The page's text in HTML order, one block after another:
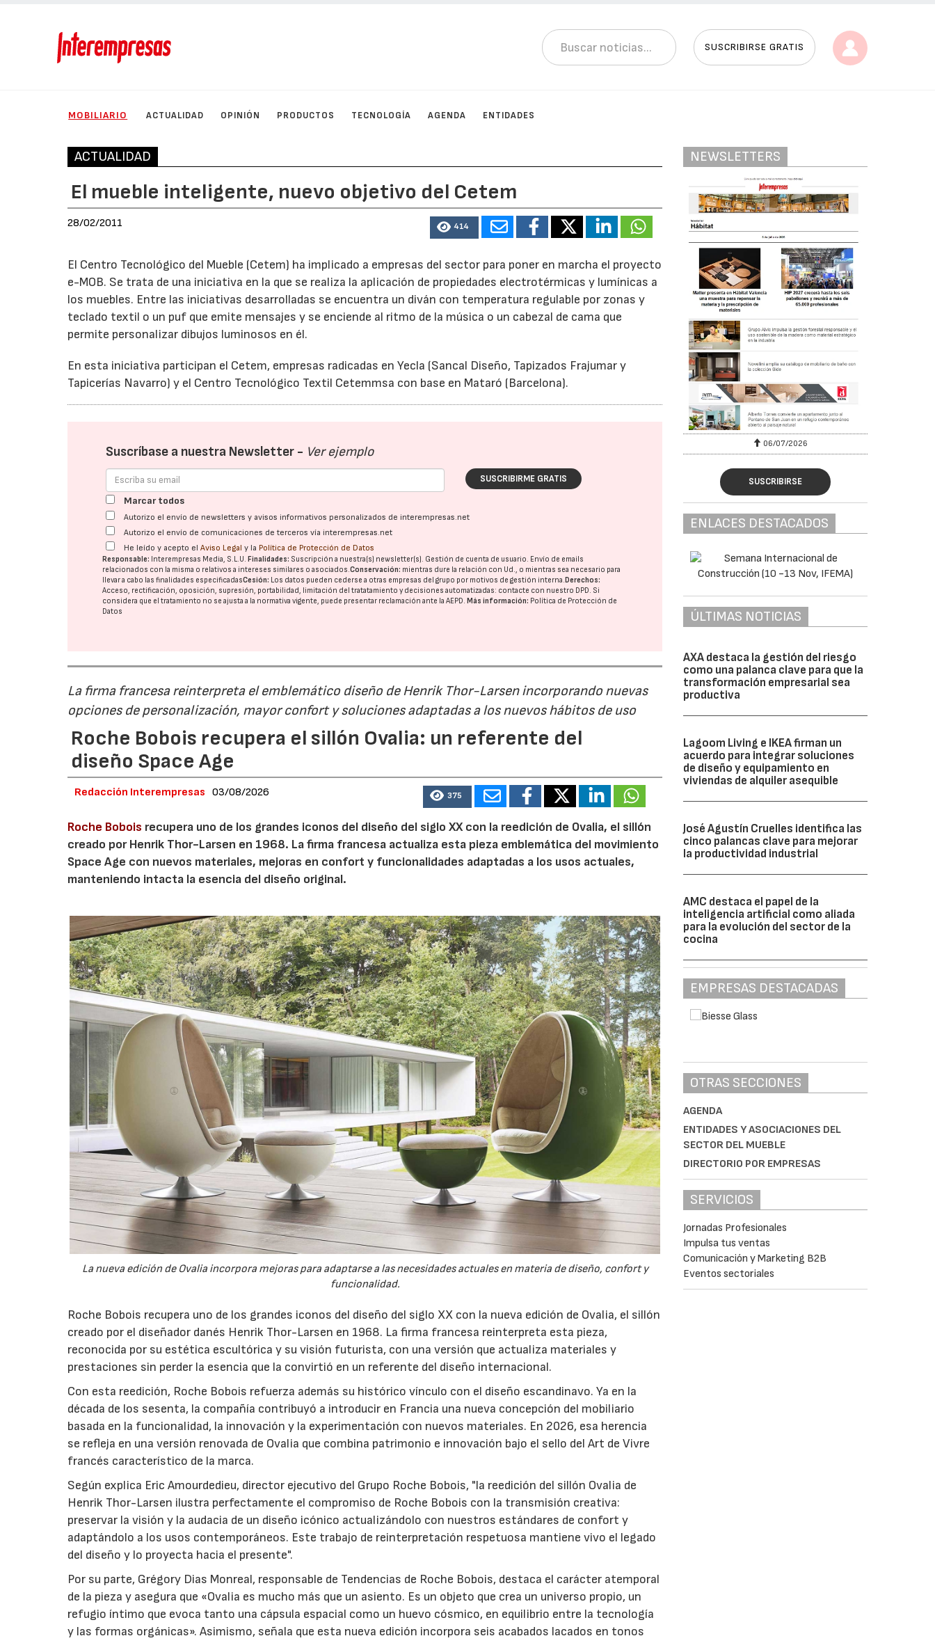
SUSCRIBIRSE GRATIS
MOBILIARIO ACTUALIDAD OPINIÓN PRODUCTOS TECNOLOGÍA AGENDA ENTIDADES
ACTUALIDAD
El mueble inteligente, nuevo objetivo del Cetem
28/02/2011 414
El Centro Tecnológico del Mueble (Cetem) ha implicado a empresas del sector para poner en marcha el proyecto
e-MOB. Se trata de una iniciativa en la que se realiza la aplicación de propiedades electrotérmicas y lumínicas a
los muebles. Entre las iniciativas desarrolladas se encuentra un diván con temperatura regulable por zonas y
teclado textil o un puf que emite mensajes y se enciende al ritmo de la música o un cabezal de cama que
permite personalizar dibujos luminosos en él.
En esta iniciativa participan el Cetem, empresas radicadas en Yecla (Sancal Diseño, Tapizados Frajumar y
Tapicerías Navarro) y el Centro Tecnológico Textil Cetemmsa con base en Mataró (Barcelona).
Suscríbase a nuestra Newsletter - Ver ejemplo
SUSCRIBIRME GRATIS
Marcar todos
Autorizo el envío de newsletters y avisos informativos personalizados de interempresas.net
Autorizo el envío de comunicaciones de terceros vía interempresas.net
He leído y acepto elAviso Legal y la Política de Protección de Datos
Responsable: Interempresas Media, S.L.U.Finalidades: Suscripción a nuestra(s) newsletter(s). Gestión de cuenta de usuario. Envío de emails
relacionados con la misma o relativos a intereses similares o asociados.Conservación: mientras dure la relación con Ud., o mientras sea necesario para
llevar a cabo las finalidades especificadasCesión: Los datos pueden cederse a otras empresas del grupo por motivos de gestión interna.Derechos:
Acceso, rectificación, oposición, supresión, portabilidad, limitación del tratatamiento y decisiones automatizadas: contacte con nuestro DPD. Si
considera que el tratamiento no se ajusta a la normativa vigente, puede presentar reclamación ante laAEPD.Más información: Política de Protección de
Datos
La firma francesa reinterpreta el emblemático diseño de Henrik Thor-Larsen incorporando nuevas
opciones de personalización, mayor confort y soluciones adaptadas a los nuevos hábitos de uso
Roche Bobois recupera el sillón Ovalia: un referente del
diseño Space Age
Redacción Interempresas 03/08/2026 375
Roche Bobois recupera uno de los grandes iconos del diseño del siglo XX con la reedición de Ovalia, el sillón
creado por Henrik Thor-Larsen en 1968. La firma francesa actualiza esta pieza emblemática del movimiento
Space Age con nuevos materiales, mejoras en confort y funcionalidades adaptadas a los usos actuales,
manteniendo intacta la esencia del diseño original.
La nueva edición de Ovalia incorpora mejoras para adaptarse a las necesidades actuales en materia de diseño, confort y
funcionalidad.
Roche Bobois recupera uno de los grandes iconos del diseño del siglo XX con la nueva edición de Ovalia, el sillón
creado por el diseñador danés Henrik Thor-Larsen en 1968. La firma francesa reinterpreta esta pieza,
reconocida por su estética escultórica y su visión futurista, con una versión que actualiza materiales y
prestaciones sin perder la esencia que la convirtió en un referente del diseño internacional.
Con esta reedición, Roche Bobois refuerza además su histórico vínculo con el diseño escandinavo. Ya en la
década de los sesenta, la compañía contribuyó a introducir en Francia una nueva concepción del mobiliario
basada en la funcionalidad, la innovación y la experimentación con nuevos materiales. En 2026, esa herencia
se refleja en una versión renovada de Ovalia que combina patrimonio e innovación bajo el sello del Art de Vivre
francés característico de la marca.
Según explica Eric Amourdedieu, director ejecutivo del Grupo Roche Bobois, "la reedición del sillón Ovalia de
Henrik Thor-Larsen ilustra perfectamente el compromiso de Roche Bobois con la transmisión creativa:
preservar la visión y la audacia de un diseño icónico actualizándolo con nuestros estándares de confort y
adaptándolo a los usos contemporáneos. Este trabajo de reinterpretación respetuosa mantiene vivo el legado
del diseño y lo proyecta hacia el presente".
Por su parte, Grégory Dias Monreal, responsable de Tendencias de Roche Bobois, destaca el carácter atemporal
de la pieza y asegura que «Ovalia es mucho más que un asiento. Es un objeto que crea un universo propio, un
refugio íntimo que evoca tanto una cápsula espacial como un huevo cósmico, en equilibrio entre la tecnología
y las formas orgánicas». Asimismo, señala que esta nueva edición incorpora seis acabados lacados en tonos
NEWSLETTERS
06/07/2026
SUSCRIBIRSE
ENLACES DESTACADOS
ÚLTIMAS NOTICIAS
AXA destaca la gestión del riesgo
como una palanca clave para que la
transformación empresarial sea
productiva
Lagoom Living e IKEA firman un
acuerdo para integrar soluciones
de diseño y equipamiento en
viviendas de alquiler asequible
José Agustín Cruelles identifica las
cinco palancas clave para mejorar
la productividad industrial
AMC destaca el papel de la
inteligencia artificial como aliada
para la evolución del sector de la
cocina
EMPRESAS DESTACADAS
OTRAS SECCIONES
AGENDA
ENTIDADES Y ASOCIACIONES DEL
SECTOR DEL MUEBLE
DIRECTORIO POR EMPRESAS
SERVICIOS
Jornadas Profesionales
Impulsa tus ventas
Comunicación y Marketing B2B
Eventos sectoriales